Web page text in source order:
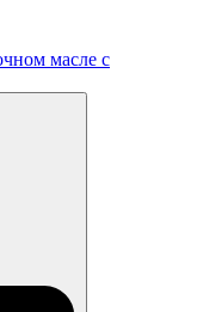
масле с